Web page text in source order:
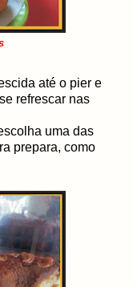
até o pier e
refrescar nas
uma das
prepara, como